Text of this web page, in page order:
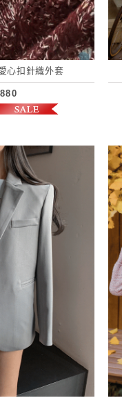
心扣針織外套